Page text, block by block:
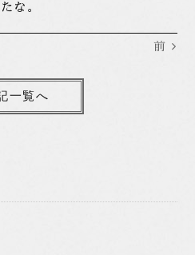
な。
前
一覧へ